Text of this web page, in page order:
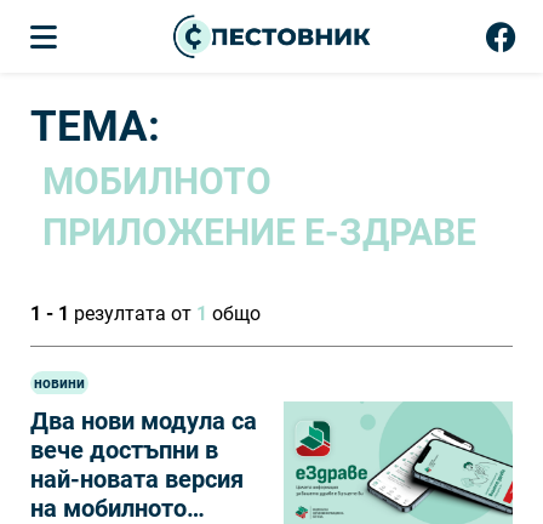
ТЕМА:
МОБИЛНОТО
ПРИЛОЖЕНИЕ Е-ЗДРАВЕ
1 - 1 резултата от 1 общо
новини
Два нови модула са
вече достъпни в
най-новата версия
на мобилното